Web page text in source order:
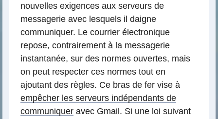
nouvelles exigences aux serveurs de
messagerie avec lesquels il daigne
communiquer. Le courrier électronique
repose, contrairement à la messagerie
instantanée, sur des normes ouvertes, mais
on peut respecter ces normes tout en
ajoutant des règles. Ce bras de fer vise à
empêcher les serveurs indépendants de
communiquer avec Gmail. Si une loi suivant